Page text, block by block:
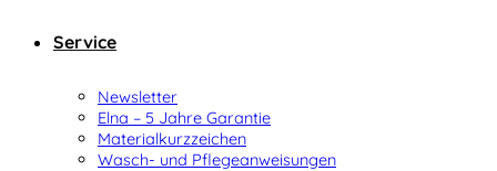
Service
Newsletter
Elna – 5 Jahre Garantie
Materialkurzzeichen
Wasch- und Pflegeanweisungen